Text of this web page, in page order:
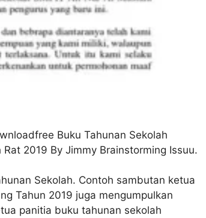
Buku Tahunan Sekolah
2019 By Jimmy Brainstorming Issuu.
Sekolah. Contoh sambutan ketua
Tahun 2019 juga mengumpulkan
panitia buku tahunan sekolah